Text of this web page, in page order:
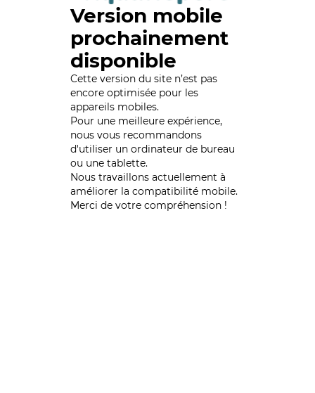
Version mobile
prochainement
disponible
Cette version du site n’est pas
encore optimisée pour les
appareils mobiles.
Pour une meilleure expérience,
nous vous recommandons
d'utiliser un ordinateur de bureau
ou une tablette.
Nous travaillons actuellement à
améliorer la compatibilité mobile.
Merci de votre compréhension !